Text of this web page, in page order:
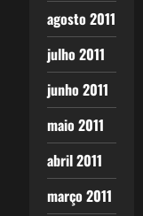
agosto 2011
julho 2011
junho 2011
maio 2011
abril 2011
março 2011